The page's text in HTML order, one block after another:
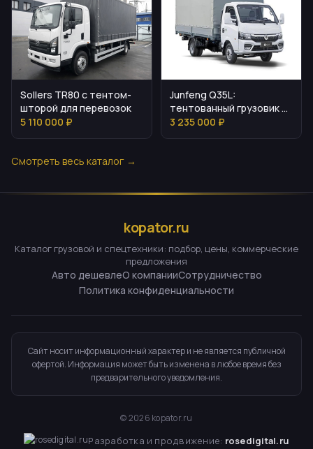
Sollers TR80 с тентом-
шторой для перевозок
5 110 000 ₽
Junfeng Q35L:
тентованный грузовик на
1,5 тонны
3 235 000 ₽
Смотреть весь каталог →
kopator.ru
Каталог грузовой и спецтехники: подбор, цены, коммерческие
предложения
Авто дешевлеО компанииСотрудничество
Политика конфиденциальности
Сайт носит информационный характер и не является публичной
офертой. Информация может быть изменена в любое время без
предварительного уведомления.
©2026 kopator.ru
Разработка и продвижение: rosedigital.ru